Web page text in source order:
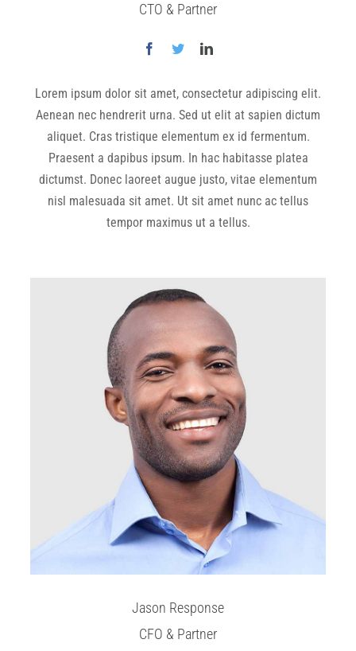
CTO & Partner
Lorem ipsum dolor sit amet, consectetur adipiscing elit.
Aenean nec hendrerit urna. Sed ut elit at sapien dictum
aliquet. Cras tristique elementum ex id fermentum.
Praesent a dapibus ipsum. In hac habitasse platea
dictumst. Donec laoreet augue justo, vitae elementum
nisl malesuada sit amet. Ut sit amet nunc ac tellus
tempor maximus ut a tellus.
Jason Response
CFO & Partner